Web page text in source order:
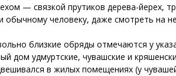
— связкой прутиков дерева-йерех,
обычному человеку, даже смотреть на
близкие обряды отмечаются у
дом удмуртские, чувашские и
в жилых помещениях (у